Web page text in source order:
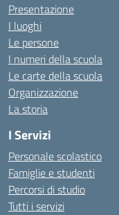
Presentazione
I luoghi
Le persone
I numeri della scuola
Le carte della scuola
Organizzazione
La storia
I Servizi
Personale scolastico
Famiglie e studenti
Percorsi di studio
Tutti i servizi